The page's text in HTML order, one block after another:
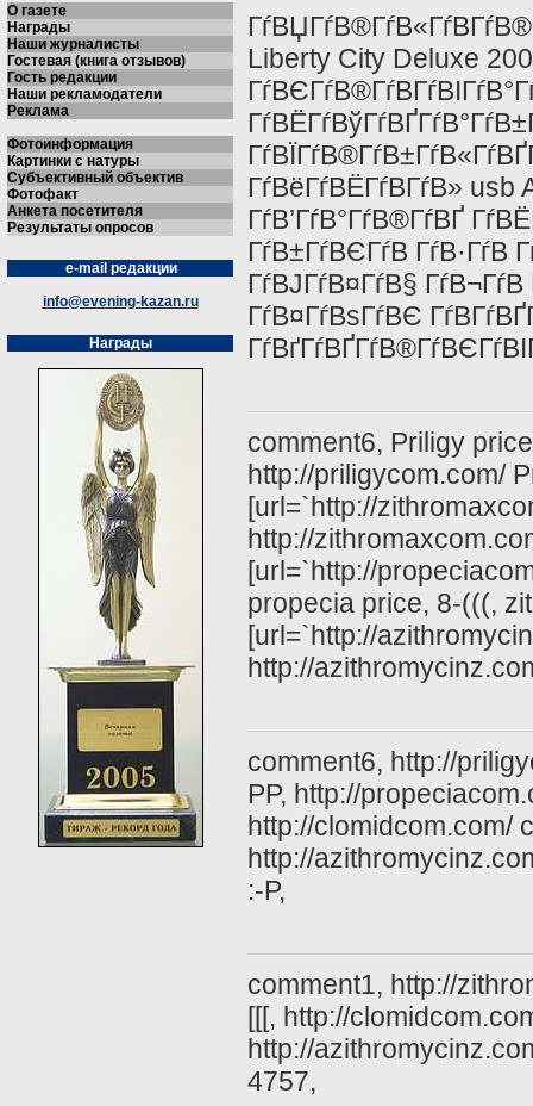
О газете
Награды
Наши журналисты
Гостевая (книга отзывов)
Гость редакции
Наши рекламодатели
Реклама
Фотоинформация
Картинки с натуры
Субъективный объектив
Фотофакт
Анкета посетителя
Результаты опросов
e-mail редакции
info@evening-kazan.ru
Награды
Liberty City Deluxe
ГѓВёГѓВЁГѓВ­ГѓВ» usb
ГѓВ’ГѓВ°ГѓВ®ГѓВҐ
ГѓВ±ГѓВЄГѓВ ГѓВ·ГѓВ
ГѓВЈГѓВ¤ГѓВ§
ГѓВ¤ГѓВѕГѓВЄ
comment6, Priligy
http://priligycom.com/
[url=`http://
http://
[url=`http://
propecia price, 8-(((,
[url=`http://
http://
comment6, http://
PP, http://
http://clomidcom.com/
http://
:-P,
comment1, http://
[[[, http://
http://
4757,